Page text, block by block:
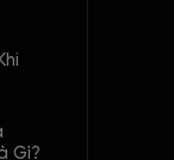
Gì?